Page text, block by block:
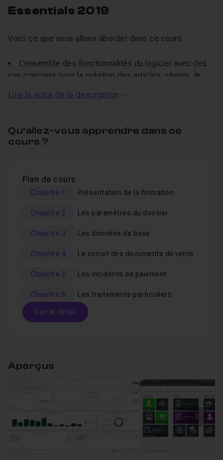
Essentials 2019
Voici ce que nous allons aborder dans ce cours :
L'ensemble des fonctionnalités du logiciel avec des
cas concrets pour la création des articles, clients, le
comptable,
Toutes les statistiques et tableaux de bord pour bien
formation vidéo
commerciale Essentials 2019 vous permettra d'être
autonome pour gérer votre activité commerciale
répondre à vos éventuelles questions sur ce cours.
Lire la suite de la description
Qu’allez-vous apprendre dans ce
cours ?
Plan de cours
Chapitre 1 Présentation de la formation
Chapitre 2 Les paramètres du dossier
Chapitre 3 Les données de base
Chapitre 4 Le circuit des documents de vente
Chapitre 5 Les incidents de paiement
Chapitre 6 Les traitements particuliers
Voir le détail
Voir
Leçon 2 Ergonomie et navigation
Aperçus